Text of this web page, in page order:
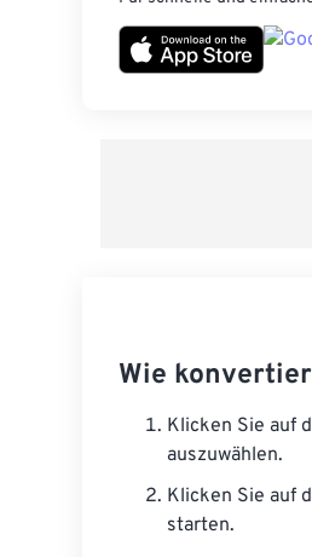
Wie
Klicken Sie auf
auszuwählen.
Klicken Sie auf
starten.